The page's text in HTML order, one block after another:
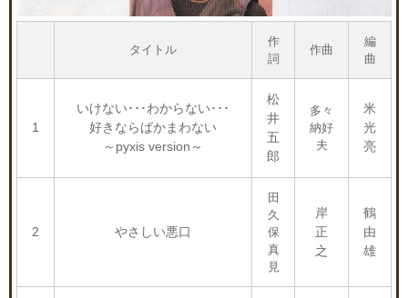
タイトル
作
詞
作曲
編
曲
1
いけない･･･わからない･･･
好きならばかまわない
～pyxis version～
松
井
五
郎
多々
納好
夫
米
光
亮
2 やさしい悪口
田
久
保
真
見
岸
正
之
鶴
由
雄